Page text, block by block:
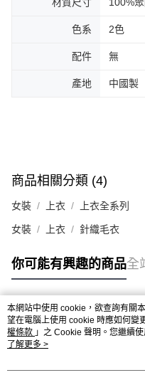
色系 2色
配件 無
產地 中國製
商品相關分類 (4)
女裝 上衣 上衣全系列
女裝 上衣 針織毛衣
你可能有興趣的商品全
熱門標籤
本網站中使用 cookie，欲查詢有關
望在電腦上使用 cookie 時應如何變
權條款 」之 Cookie 聲明。您繼續
用條款之 Cookie 聲明使用 cookie。
了解更多 >